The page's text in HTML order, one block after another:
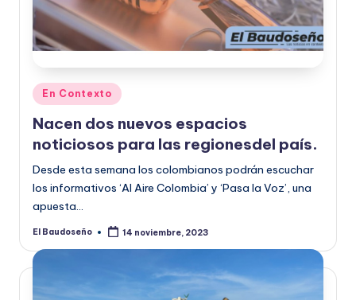
Publicado
en
En Contexto
Nacen dos nuevos espacios
noticiosos para las regionesdel país.
Desde esta semana los colombianos podrán escuchar
los informativos ‘Al Aire Colombia’ y ‘Pasa la Voz’, una
apuesta…
Publicado
El Baudoseño 14 noviembre, 2023